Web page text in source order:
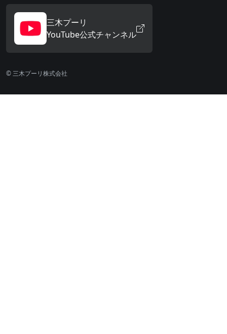
三木プーリ
YouTube公式チャンネル
© 三木プーリ株式会社